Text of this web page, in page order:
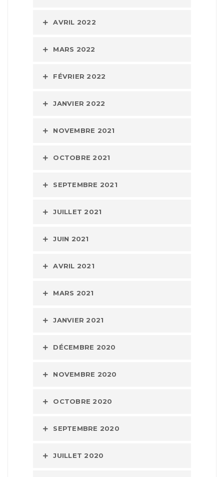
AVRIL 2022
MARS 2022
FÉVRIER 2022
JANVIER 2022
NOVEMBRE 2021
OCTOBRE 2021
SEPTEMBRE 2021
JUILLET 2021
JUIN 2021
AVRIL 2021
MARS 2021
JANVIER 2021
DÉCEMBRE 2020
NOVEMBRE 2020
OCTOBRE 2020
SEPTEMBRE 2020
JUILLET 2020